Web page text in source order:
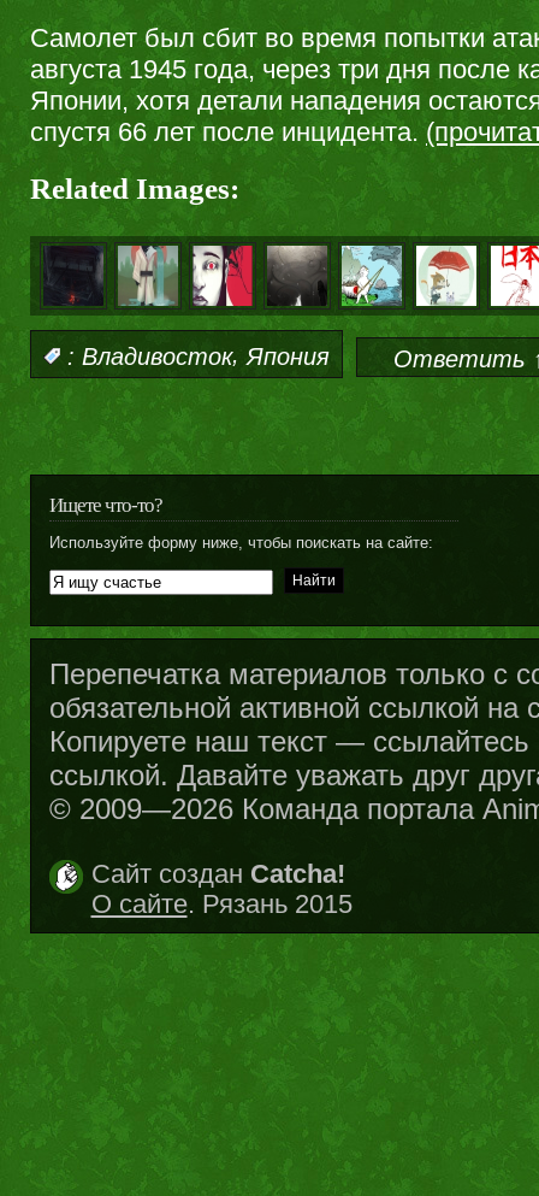
Самолет был сбит во время попытки
августа 1945 года, через три дня после
Японии, хотя детали нападения
спустя 66 лет после инцидента.
Related Images:
: Владивосток, Япония Ответить
Ищете что-то?
Используйте форму ниже, чтобы поискать на сайте:
Перепечатка материалов только с
обязательной активной ссылкой на
Копируете наш текст —
ссылкой. Давайте уважать друг
© 2009—2026 Команда портала
Сайт создан Catcha!
О сайте. Рязань 2015